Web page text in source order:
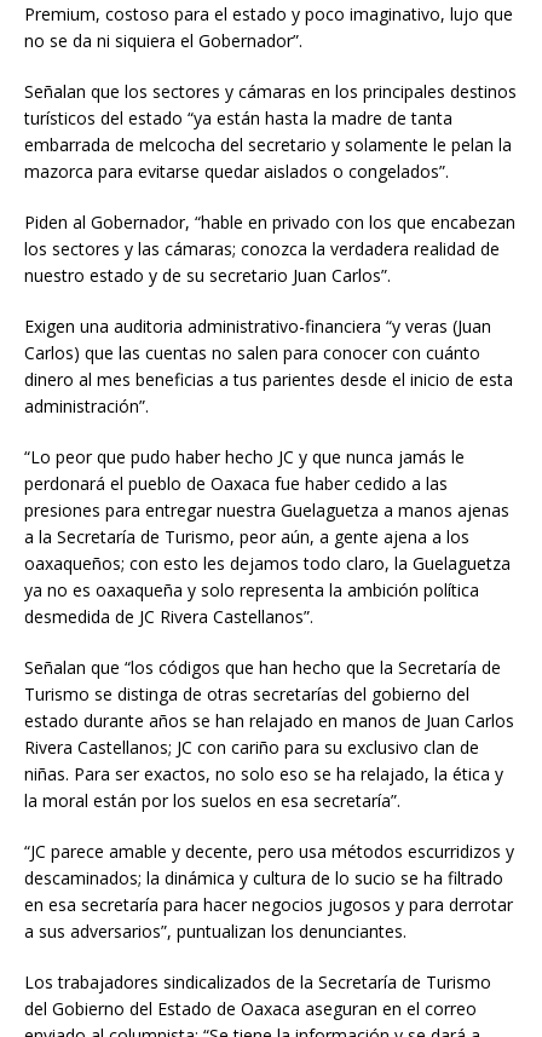
Premium, costoso para el estado y poco imaginativo, lujo que
no se da ni siquiera el Gobernador”.
Señalan que los sectores y cámaras en los principales destinos
turísticos del estado “ya están hasta la madre de tanta
embarrada de melcocha del secretario y solamente le pelan la
mazorca para evitarse quedar aislados o congelados”.
Piden al Gobernador, “hable en privado con los que encabezan
los sectores y las cámaras; conozca la verdadera realidad de
nuestro estado y de su secretario Juan Carlos”.
Exigen una auditoria administrativo-financiera “y veras (Juan
Carlos) que las cuentas no salen para conocer con cuánto
dinero al mes beneficias a tus parientes desde el inicio de esta
administración”.
“Lo peor que pudo haber hecho JC y que nunca jamás le
perdonará el pueblo de Oaxaca fue haber cedido a las
presiones para entregar nuestra Guelaguetza a manos ajenas
a la Secretaría de Turismo, peor aún, a gente ajena a los
oaxaqueños; con esto les dejamos todo claro, la Guelaguetza
ya no es oaxaqueña y solo representa la ambición política
desmedida de JC Rivera Castellanos”.
Señalan que “los códigos que han hecho que la Secretaría de
Turismo se distinga de otras secretarías del gobierno del
estado durante años se han relajado en manos de Juan Carlos
Rivera Castellanos; JC con cariño para su exclusivo clan de
niñas. Para ser exactos, no solo eso se ha relajado, la ética y
la moral están por los suelos en esa secretaría”.
“JC parece amable y decente, pero usa métodos escurridizos y
descaminados; la dinámica y cultura de lo sucio se ha filtrado
en esa secretaría para hacer negocios jugosos y para derrotar
a sus adversarios”, puntualizan los denunciantes.
Los trabajadores sindicalizados de la Secretaría de Turismo
del Gobierno del Estado de Oaxaca aseguran en el correo